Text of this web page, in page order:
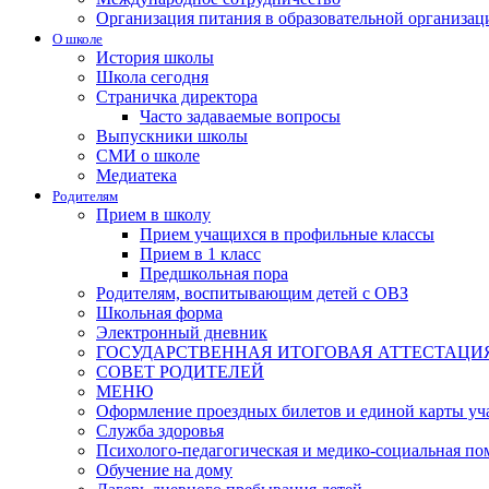
Организация питания в образовательной
О школе
История школы
Школа сегодня
Страничка директора
Часто задаваемые вопросы
Выпускники школы
СМИ о школе
Медиатека
Родителям
Прием в школу
Прием учащихся в профильные классы
Прием в 1 класс
Предшкольная пора
Родителям, воспитывающим детей с ОВЗ
Школьная форма
Электронный дневник
ГОСУДАРСТВЕННАЯ ИТОГОВАЯ
СОВЕТ РОДИТЕЛЕЙ
МЕНЮ
Оформление проездных билетов и единой карты
Служба здоровья
Психолого-педагогическая и медико-социальная
Обучение на дому